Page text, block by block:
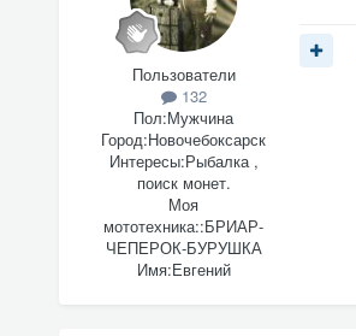
Пользователи
132
Пол:Мужчина
Город:Новочебоксарск
Интересы:Рыбалка ,
поиск монет.
Моя
мототехника::БРИАР-
ЧЕПЕРОК-БУРУШКА
Имя:Евгений